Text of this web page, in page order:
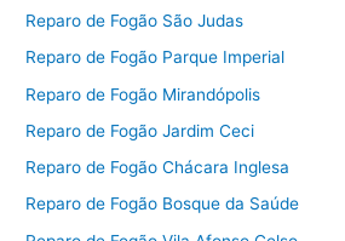
Reparo de Fogão São Judas
Reparo de Fogão Parque Imperial
Reparo de Fogão Mirandópolis
Reparo de Fogão Jardim Ceci
Reparo de Fogão Chácara Inglesa
Reparo de Fogão Bosque da Saúde